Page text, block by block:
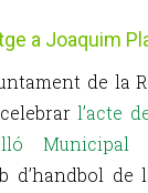
a Joaquim
de la
l’acte
Municipal
d’handbol de